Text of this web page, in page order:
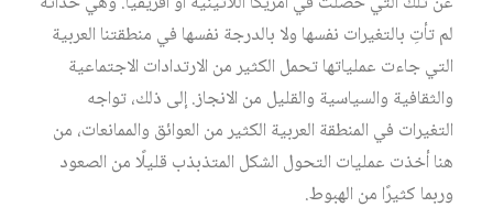
لم تأتِ بالتغيرات نفسها ولا بالدرجة نفسها في منطقتنا العربية
التي جاءت عملياتها تحمل الكثير من الارتدادات الاجتماعية
والثقافية والسياسية والقليل من الانجاز. إلى ذلك، تواجه
التغيرات في المنطقة العربية الكثير من العوائق والممانعات، من
هنا أخذت عمليات التحول الشكل المتذبذب قليلًا من الصعود
وربما كثيرًا من الهبوط.